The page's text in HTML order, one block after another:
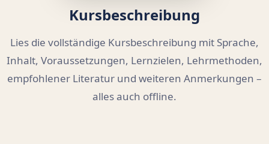
Kursbeschreibung
Lies die vollständige Kursbeschreibung mit Sprache,
Inhalt, Voraussetzungen, Lernzielen, Lehrmethoden,
empfohlener Literatur und weiteren Anmerkungen –
alles auch offline.